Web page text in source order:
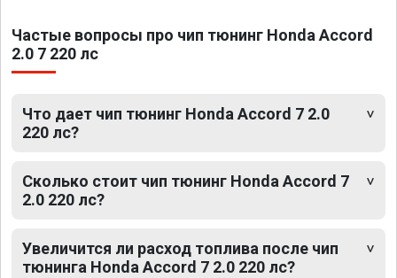
Частые вопросы про чип тюнинг Honda Accord
2.0 7 220 лс
Что дает чип тюнинг Honda Accord 7 2.0
220 лс?
Сколько стоит чип тюнинг Honda Accord 7
2.0 220 лс?
Увеличится ли расход топлива после чип
тюнинга Honda Accord 7 2.0 220 лс?